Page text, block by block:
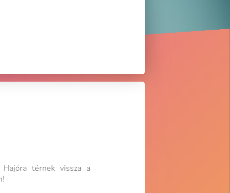
térnek vissza a